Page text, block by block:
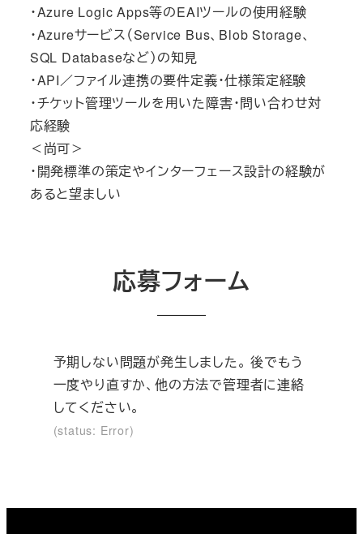
・Azure Logic Apps等のEAIツールの使用経験
・Azureサービス（Service Bus、Blob Storage、
SQL Databaseなど）の知見
・API／ファイル連携の要件定義・仕様策定経験
・チケット管理ツールを用いた障害・問い合わせ対
応経験
＜尚可＞
・開発標準の策定やインターフェース設計の経験が
あると望ましい
応募フォーム
予期しない問題が発生しました。 後でもう
一度やり直すか、他の方法で管理者に連絡
してください。
(status: Error)